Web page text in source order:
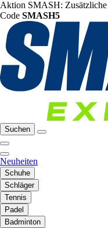
Aktion SMASH: Zusätzliche
Code SMASH5
Suchen
Neuheiten
Schuhe
Schläger
Tennis
Padel
Badminton